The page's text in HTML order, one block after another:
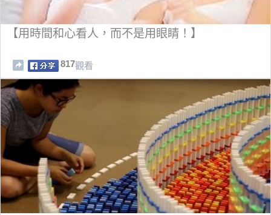
【用時間和心看人，而不是用眼睛！】
817觀看